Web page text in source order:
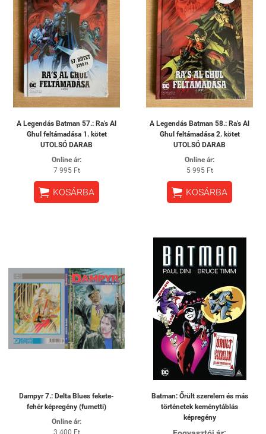
A Legendás Batman 57.: Ra's Al
Ghul feltámadása 1. kötet
UTOLSÓ DARAB
Online ár:
7 995 Ft
 KOSÁRBA
A Legendás Batman 58.: Ra's Al
Ghul feltámadása 2. kötet
UTOLSÓ DARAB
Online ár:
5 995 Ft
 KOSÁRBA
Dampyr 7.: Delta Blues fekete-
fehér képregény (fumetti)
Online ár:
3 400 Ft
Batman: Őrült szerelem és más
történetek keménytáblás
képregény